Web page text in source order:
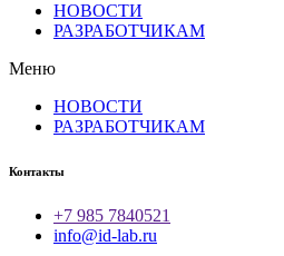
НОВОСТИ
РАЗРАБОТЧИКАМ
Меню
НОВОСТИ
РАЗРАБОТЧИКАМ
Контакты
+7 985 7840521
info@id-lab.ru